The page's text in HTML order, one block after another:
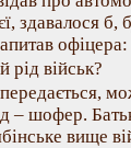
здавалося б,
офіцера:
військ?
– шофер.
вище